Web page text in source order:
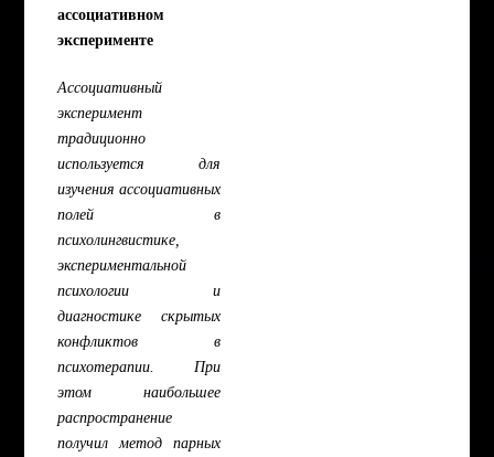
ассоциативном
эксперименте
Ассоциативный
эксперимент
традиционно
используется для
изучения ассоциативных
полей в
психолингвистике,
экспериментальной
психологии и
диагностике скрытых
конфликтов в
психотерапии. При
этом наибольшее
распространение
получил метод парных